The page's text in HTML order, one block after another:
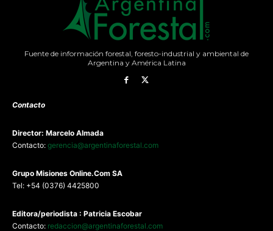
Fuente de información forestal, foresto-industrial y ambiental de
Argentina y América Latina
Contacto
Director: Marcelo Almada
Contacto: gerencia@argentinaforestal.com
Grupo Misiones Online.Com SA
Tel: +54 (0376) 4425800
Editora/periodista : Patricia Escobar
Contacto: redaccion@argentinaforestal.com